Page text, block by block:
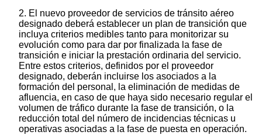
2. El nuevo proveedor de servicios de tránsito aéreo
designado deberá establecer un plan de transición que
incluya criterios medibles tanto para monitorizar su
evolución como para dar por finalizada la fase de
transición e iniciar la prestación ordinaria del servicio.
Entre estos criterios, definidos por el proveedor
designado, deberán incluirse los asociados a la
formación del personal, la eliminación de medidas de
afluencia, en caso de que haya sido necesario regular el
volumen de tráfico durante la fase de transición, o la
reducción total del número de incidencias técnicas u
operativas asociadas a la fase de puesta en operación.